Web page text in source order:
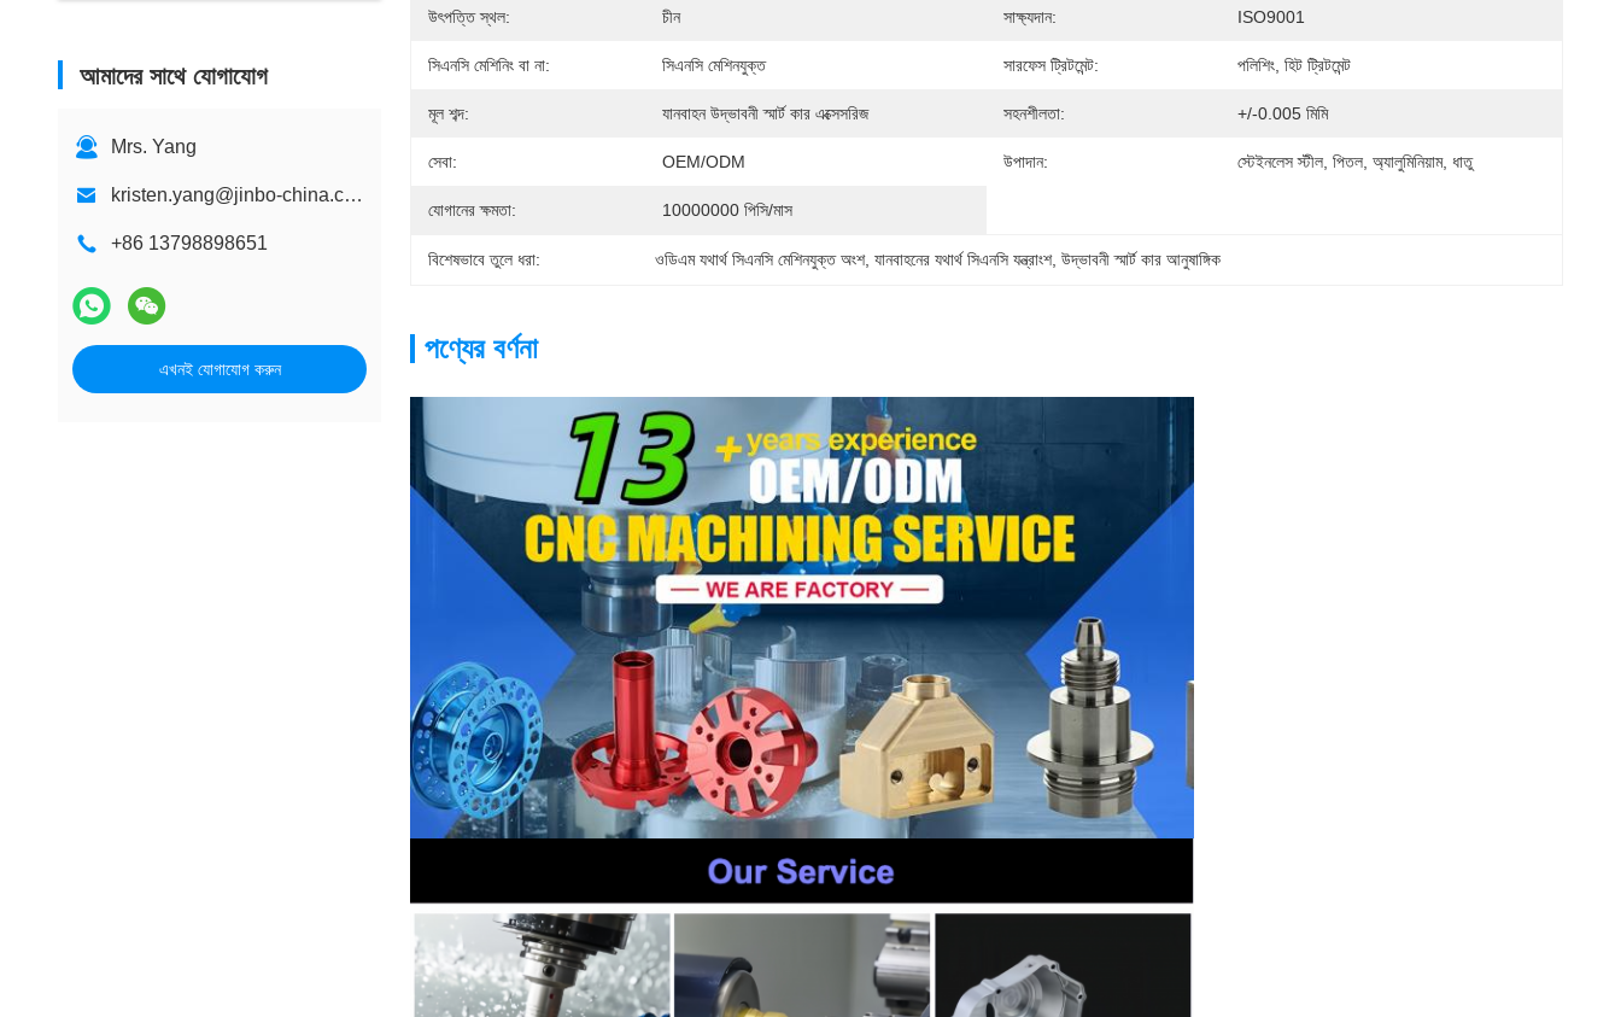
আমাদের সাথে যোগাযোগ
Mrs. Yang
kristen.yang@jinbo-china.com
+86 13798898651
এখনই যোগাযোগ করুন
উৎপত্তি স্থল: চীন সাক্ষ্যদান: ISO9001
সিএনসি মেশিনিং বা না: সিএনসি মেশিনযুক্ত সারফেস ট্রিটমেন্ট: পলিশিং, হিট ট্রিটমেন্ট
মূল শব্দ: যানবাহন উদ্ভাবনী স্মার্ট কার এক্সেসরিজ সহনশীলতা: +/-0.005 মিমি
সেবা: OEM/ODM উপাদান: স্টেইনলেস স্টীল, পিতল, অ্যালুমিনিয়াম, ধাতু
যোগানের ক্ষমতা: 10000000 পিসি/মাস
বিশেষভাবে তুলে ধরা: ওডিএম যথার্থ সিএনসি মেশিনযুক্ত অংশ, যানবাহনের যথার্থ সিএনসি যন্ত্রাংশ, উদ্ভাবনী স্মার্ট কার আনুষাঙ্গিক
পণ্যের বর্ণনা